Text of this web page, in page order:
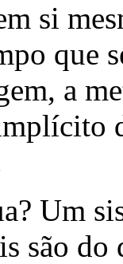
si
que
a
Um
são